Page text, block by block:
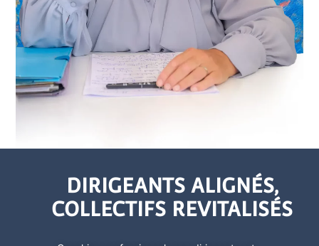
DIRIGEANTS ALIGNÉS,
COLLECTIFS REVITALISÉS